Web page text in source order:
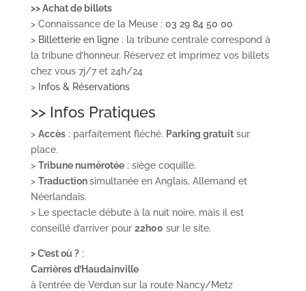
>> Achat de billets
> Connaissance de la Meuse : 03 29 84 50 00
> Billetterie en ligne: la tribune centrale correspond à
la tribune d’honneur. Réservez et imprimez vos billets
chez vous 7j/7 et 24h/24
> Infos & Réservations
>> Infos Pratiques
> Accès: parfaitement fléché. Parking gratuitsur
place.
> Tribune numérotée; siège coquille.
> Traductionsimultanée en Anglais, Allemand et
Néerlandais.
> Le spectacle débute à la nuit noire, mais il est
conseillé d’arriver pour 22h00 sur le site.
> C’est où ?:
Carrières d’Haudainville
à l’entrée de Verdun sur la route Nancy/Metz